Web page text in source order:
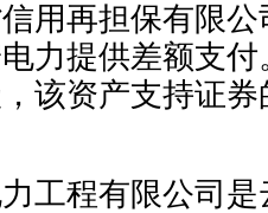
用再担保有限
力提供差额支
该资产支持证
程有限公司是